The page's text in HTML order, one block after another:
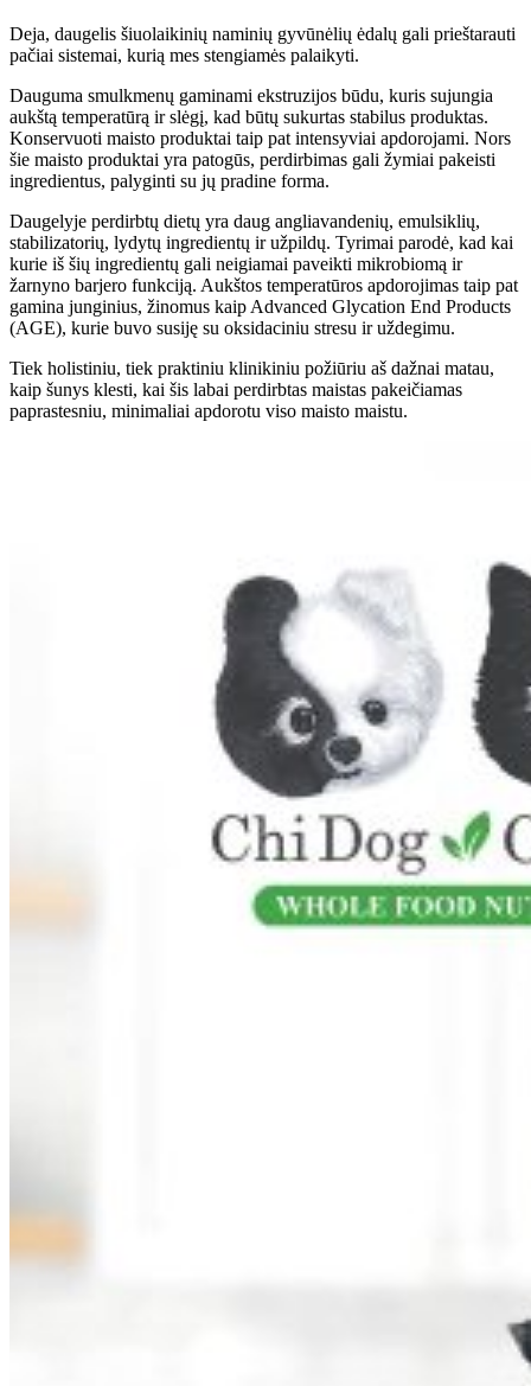
Deja, daugelis šiuolaikinių naminių gyvūnėlių ėdalų gali prieštarauti
pačiai sistemai, kurią mes stengiamės palaikyti.
Dauguma smulkmenų gaminami ekstruzijos būdu, kuris sujungia
aukštą temperatūrą ir slėgį, kad būtų sukurtas stabilus produktas.
Konservuoti maisto produktai taip pat intensyviai apdorojami. Nors
šie maisto produktai yra patogūs, perdirbimas gali žymiai pakeisti
ingredientus, palyginti su jų pradine forma.
Daugelyje perdirbtų dietų yra daug angliavandenių, emulsiklių,
stabilizatorių, lydytų ingredientų ir užpildų. Tyrimai parodė, kad kai
kurie iš šių ingredientų gali neigiamai paveikti mikrobiomą ir
žarnyno barjero funkciją. Aukštos temperatūros apdorojimas taip pat
gamina junginius, žinomus kaip Advanced Glycation End Products
(AGE), kurie buvo susiję su oksidaciniu stresu ir uždegimu.
Tiek holistiniu, tiek praktiniu klinikiniu požiūriu aš dažnai matau,
kaip šunys klesti, kai šis labai perdirbtas maistas pakeičiamas
paprastesniu, minimaliai apdorotu viso maisto maistu.